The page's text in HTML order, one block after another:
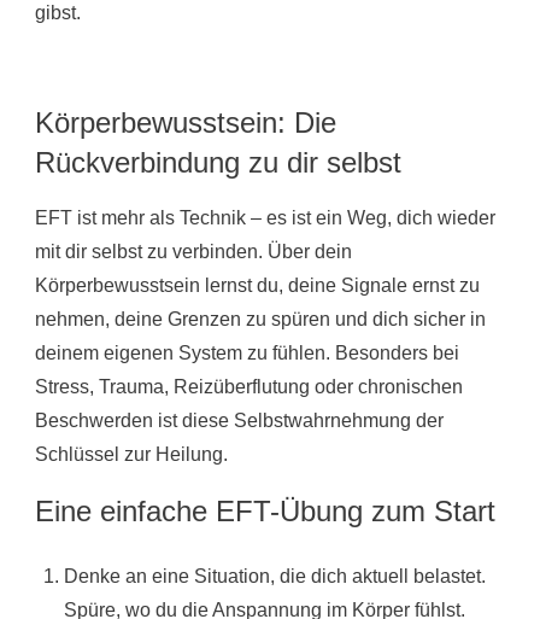
gibst.
Körperbewusstsein: Die
Rückverbindung zu dir selbst
EFT ist mehr als Technik – es ist ein Weg, dich wieder
mit dir selbst zu verbinden. Über dein
Körperbewusstsein lernst du, deine Signale ernst zu
nehmen, deine Grenzen zu spüren und dich sicher in
deinem eigenen System zu fühlen. Besonders bei
Stress, Trauma, Reizüberflutung oder chronischen
Beschwerden ist diese Selbstwahrnehmung der
Schlüssel zur Heilung.
Eine einfache EFT-Übung zum Start
Denke an eine Situation, die dich aktuell belastet.
Spüre, wo du die Anspannung im Körper fühlst.